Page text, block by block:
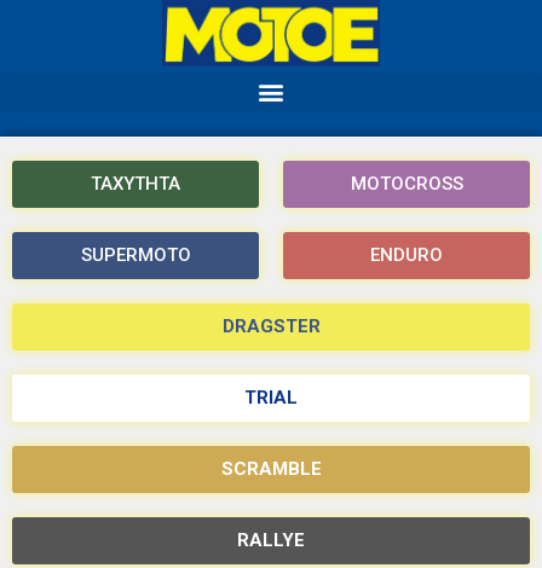
ΤΑΧΥΤΗΤΑ MOTOCROSS
SUPERMOTO ENDURO
DRAGSTER
TRIAL
SCRAMBLE
RALLYE